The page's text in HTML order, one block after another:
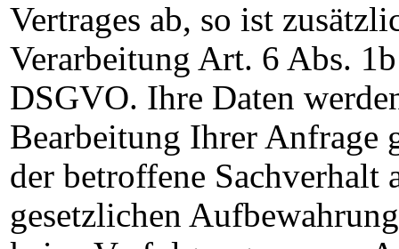
Vertrages ab, so ist
Verarbeitung Art. 6 Abs.
DSGVO. Ihre Daten
Bearbeitung Ihrer Anfrage
der betroffene Sachverhalt
gesetzlichen